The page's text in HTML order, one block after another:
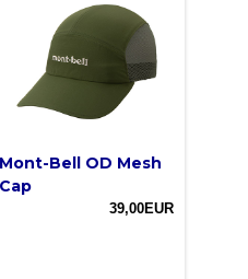
Mont-Bell OD Mesh
Cap
39,00EUR